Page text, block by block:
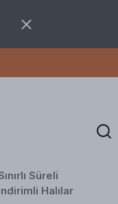
Süreli
Halılar